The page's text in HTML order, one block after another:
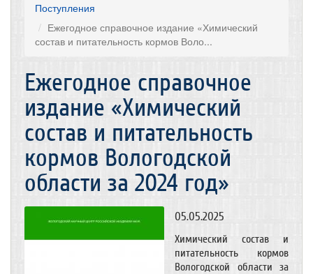
Поступления
Ежегодное справочное издание «Химический
состав и питательность кормов Воло...
Ежегодное справочное
издание «Химический
состав и питательность
кормов Вологодской
области за 2024 год»
05.05.2025
Химический состав и
питательность кормов
Вологодской области за